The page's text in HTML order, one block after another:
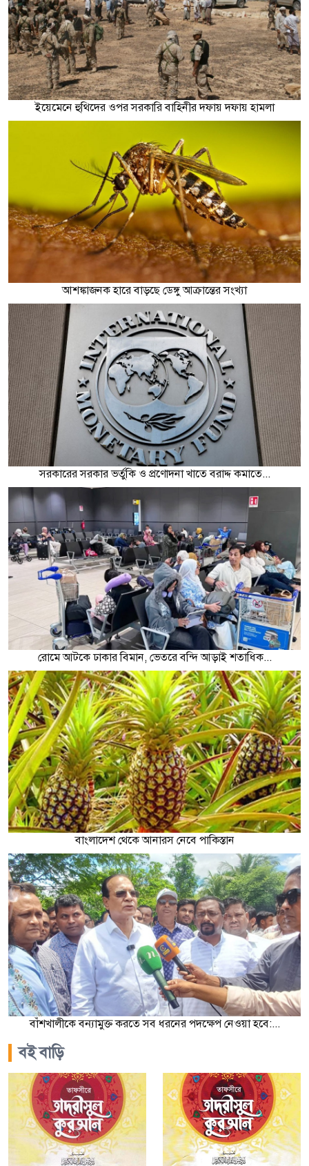
ইয়েমেনে হুথিদের ওপর সরকারি বাহিনীর দফায় দফায় হামলা
আশঙ্কাজনক হারে বাড়ছে ডেঙ্গু আক্রান্তের সংখ্যা
সরকারের সরকার ভর্তুকি ও প্রণোদনা খাতে বরাদ্দ কমাতে...
রোমে আটকে ঢাকার বিমান, ভেতরে বন্দি আড়াই শতাধিক...
বাংলাদেশ থেকে আনারস নেবে পাকিস্তান
বাঁশখালীকে বন্যামুক্ত করতে সব ধরনের পদক্ষেপ নেওয়া হবে:...
বই বাড়ি